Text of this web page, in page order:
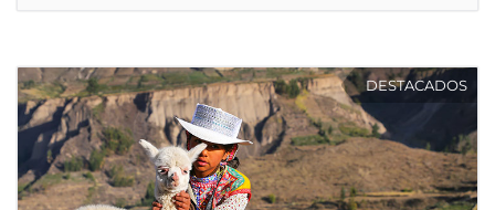
DESTACADOS